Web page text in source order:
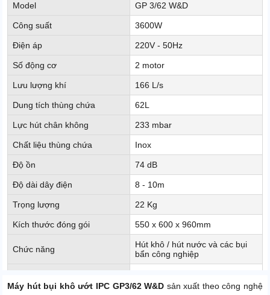
Model GP 3/62 W&D
Công suất 3600W
Điện áp 220V - 50Hz
Số động cơ 2 motor
Lưu lượng khí 166 L/s
Dung tích thùng chứa 62L
Lực hút chân không 233 mbar
Chất liệu thùng chứa Inox
Độ ồn 74 dB
Độ dài dây điện 8 - 10m
Trọng lượng 22 Kg
Kích thước đóng gói 550 x 600 x 960mm
Chức năng
Hút khô / hút nước và các bụi
bẩn công nghiệp
Máy hút bụi khô ướt IPC GP3/62 W&D sản xuất theo công nghệ